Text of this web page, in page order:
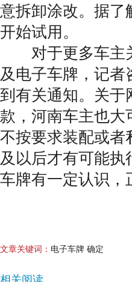
意拆卸涂改。据了
开始试用。
对于更多车主关
及电子车牌，记者
到有关通知。关于
款，河南车主也大
不按要求装配或者
及以后才有可能执
车牌有一定认识，
文章关键词： 电子车牌 确定